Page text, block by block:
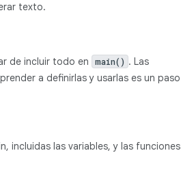
texto.
de incluir todo en main() . Las
a definirlas y usarlas es un paso
incluidas las variables, y las funciones